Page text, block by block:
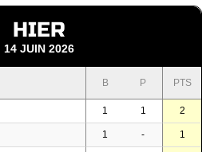
HIER
14 JUIN 2026
B P PTS
1 1 2
1 - 1